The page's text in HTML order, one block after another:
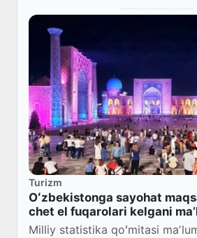
Turizm
Oʻzbekistonga sayohat
chet el fuqarolari kelgani
Milliy statistika qoʻmitasi